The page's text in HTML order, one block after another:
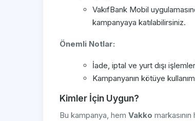
VakıfBank Mobil
kampanyaya katılabilirsiniz.
Önemli Notlar:
İade, iptal ve yurt dışı
Kampanyanın kötüye
Kimler İçin Uygun?
Bu kampanya, hem Vakko